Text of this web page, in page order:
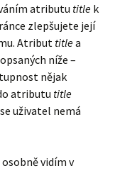
atributu title k
zlepšujete její
Atribut titlea
níže –
nějak
atributu title
uživatel nemá
osobně vidím v